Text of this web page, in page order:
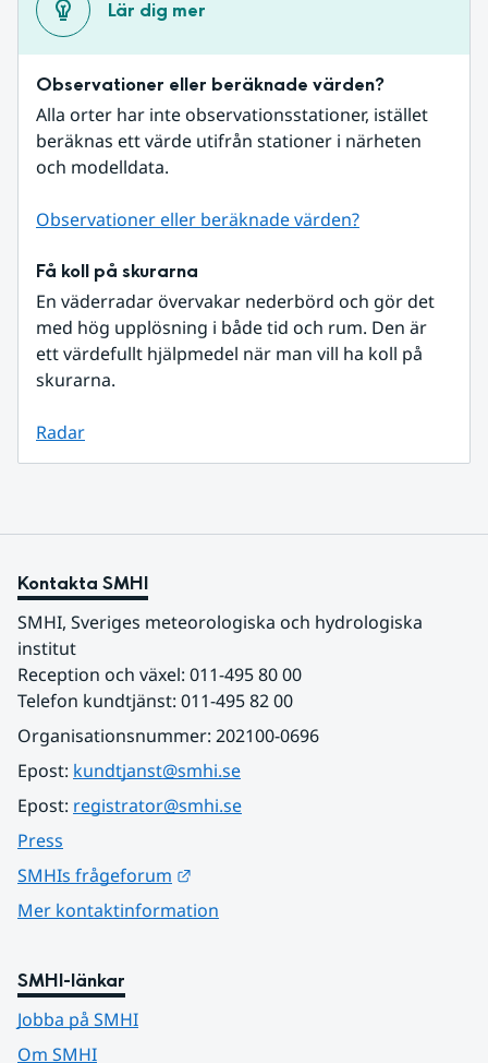
Lär dig mer
Observationer eller beräknade värden?
Alla orter har inte observationsstationer, istället
beräknas ett värde utifrån stationer i närheten
och modelldata.
Observationer eller beräknade värden?
Få koll på skurarna
En väderradar övervakar nederbörd och gör det
med hög upplösning i både tid och rum. Den är
ett värdefullt hjälpmedel när man vill ha koll på
skurarna.
Radar
Kontakta SMHI
SMHI, Sveriges meteorologiska och hydrologiska
institut
Reception och växel: 011-495 80 00
Telefon kundtjänst: 011-495 82 00
Organisationsnummer: 202100-0696
Epost: kundtjanst@smhi.se
Epost: registrator@smhi.se
Press
SMHIs frågeforum
Mer kontaktinformation
SMHI-länkar
Jobba på SMHI
Om SMHI